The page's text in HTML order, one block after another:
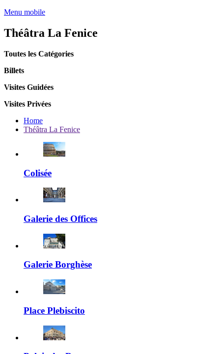
Menu mobile
Théâtra La Fenice
Toutes les Catégories
Billets
Visites Guidées
Visites Privées
Home
Théâtra La Fenice
Colisée
Galerie des Offices
Galerie Borghèse
Place Plebiscito